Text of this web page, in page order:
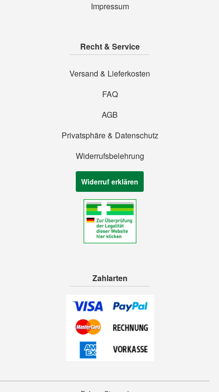
Impressum
Recht & Service
Versand & Lieferkosten
FAQ
AGB
Privatsphäre & Datenschutz
Widerrufsbelehrung
Widerruf erklären
Zahlarten